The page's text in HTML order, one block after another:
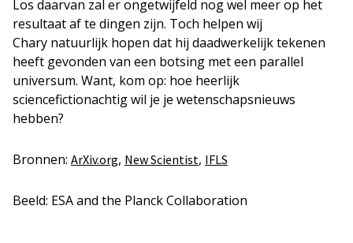
Los daarvan zal er ongetwijfeld nog wel meer op het
resultaat af te dingen zijn. Toch helpen wij
Chary natuurlijk hopen dat hij daadwerkelijk tekenen
heeft gevonden van een botsing met een parallel
universum. Want, kom op: hoe heerlijk
sciencefictionachtig wil je je wetenschapsnieuws
hebben?
Bronnen: ArXiv.org, New Scientist, IFLS
Beeld: ESA and the Planck Collaboration